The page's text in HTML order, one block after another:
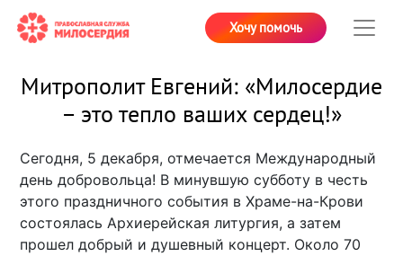
Хочу помочь
Митрополит Евгений: «Милосердие
– это тепло ваших сердец!»
Сегодня, 5 декабря, отмечается Международный
день добровольца! В минувшую субботу в честь
этого праздничного события в Храме-на-Крови
состоялась Архиерейская литургия, а затем
прошел добрый и душевный концерт. Около 70